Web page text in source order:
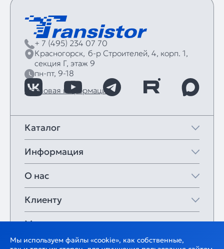
+ 7 (495) 234 07 70
Красногорск, б‑р Строителей, 4, корп. 1,
секция Г, этаж 9
пн-пт, 9-18
Правовая информация
Каталог
Информация
О нас
Клиенту
Мои закладки
Мы используем файлы «cookie», как собственные,